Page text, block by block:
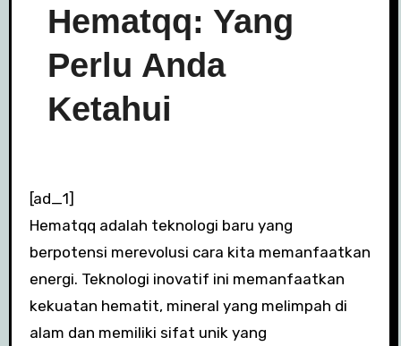
Hematqq: Yang
Perlu Anda
Ketahui
[ad_1]
Hematqq adalah teknologi baru yang
berpotensi merevolusi cara kita memanfaatkan
energi. Teknologi inovatif ini memanfaatkan
kekuatan hematit, mineral yang melimpah di
alam dan memiliki sifat unik yang